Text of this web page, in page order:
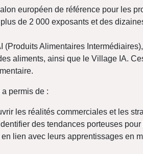
européen de référence pour les
de 2 000 exposants et des
(Produits Alimentaires
aliments, ainsi que le Village IA.
permis de :
les réalités commerciales et les
des tendances porteuses pour
lien avec leurs apprentissages en